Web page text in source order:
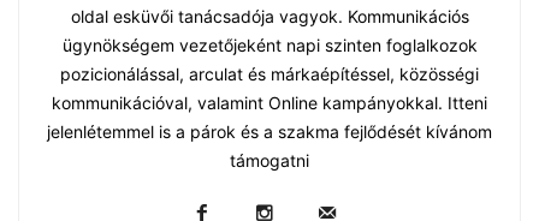
oldal esküvői tanácsadója vagyok. Kommunikációs
ügynökségem vezetőjeként napi szinten foglalkozok
pozicionálással, arculat és márkaépítéssel, közösségi
kommunikációval, valamint Online kampányokkal. Itteni
jelenlétemmel is a párok és a szakma fejlődését kívánom
támogatni